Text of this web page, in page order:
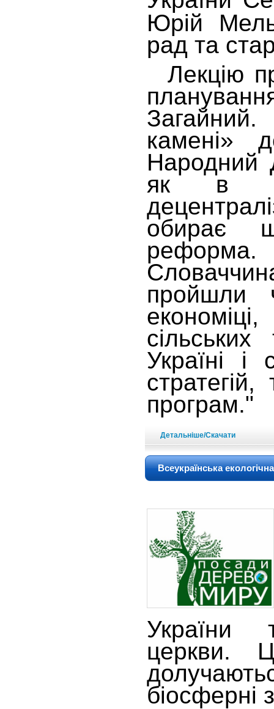
Юрій
рад та
Лекцію
камені»
Народний
як в
обирає
реформа.
пройшли
Україні і
програм."
Детальніше/Скачати
Всеукраїнська
України
церкви.
біосферні